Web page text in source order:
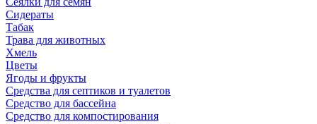
Сидераты
Табак
Трава для животных
Хмель
Цветы
Ягоды и фрукты
Средства для септиков и туалетов
Средство для бассейна
Средство для компостирования